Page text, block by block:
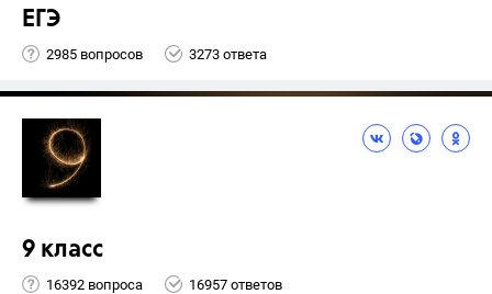
ЕГЭ
2985 вопросов 3273 ответа
9 класс
16392 вопроса 16957 ответов